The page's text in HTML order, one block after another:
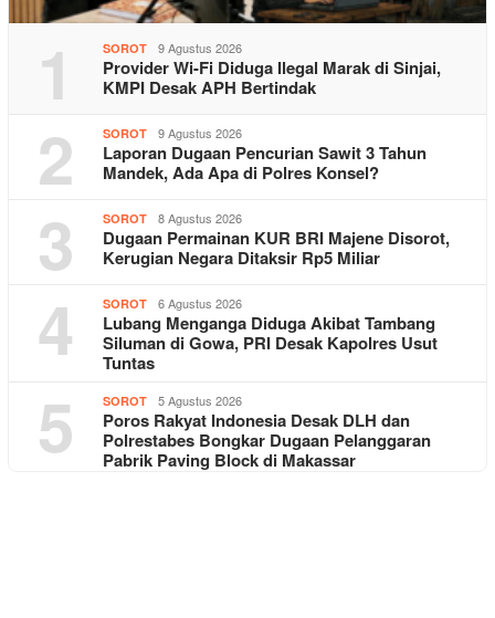
1 SOROT 9 Agustus 2026
Provider Wi-Fi Diduga Ilegal Marak di Sinjai,
KMPI Desak APH Bertindak
2 SOROT 9 Agustus 2026
Laporan Dugaan Pencurian Sawit 3 Tahun
Mandek, Ada Apa di Polres Konsel?
3 SOROT 8 Agustus 2026
Dugaan Permainan KUR BRI Majene Disorot,
Kerugian Negara Ditaksir Rp5 Miliar
4 SOROT 6 Agustus 2026
Lubang Menganga Diduga Akibat Tambang
Siluman di Gowa, PRI Desak Kapolres Usut
Tuntas
5 SOROT 5 Agustus 2026
Poros Rakyat Indonesia Desak DLH dan
Polrestabes Bongkar Dugaan Pelanggaran
Pabrik Paving Block di Makassar